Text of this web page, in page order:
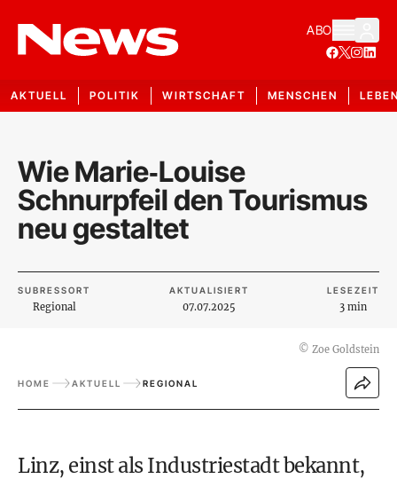
ABO
AKTUELL POLITIK WIRTSCHAFT MENSCHEN
Wie Marie‑Louise
Schnurpfeil den Tourismus
neu gestaltet
SUBRESSORT
Regional
AKTUALISIERT
07.07.2025
LESEZEIT
3 min
© Zoe Goldstein
HOME AKTUELL REGIONAL
Linz, einst als Industriestadt bekannt,